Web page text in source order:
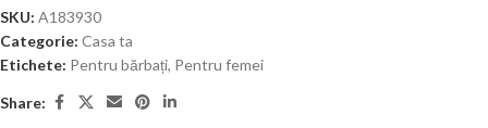
SKU: A183930
Categorie: Casa ta
Etichete: Pentru bărbați, Pentru femei
Share: